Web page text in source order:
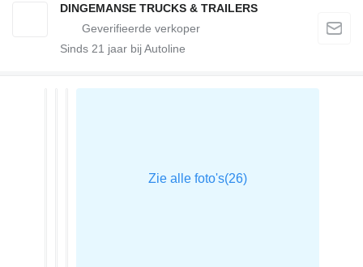
DINGEMANSE TRUCKS & TRAILERS
Sinds 21 jaar bij Autoline